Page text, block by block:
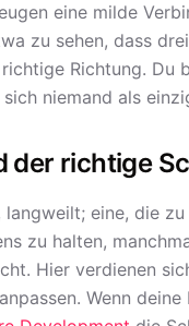
eine milde
zu sehen, dass
Richtung.
niemand als
der richtige
eine, die
zu halten,
Hier verdienen
Wenn